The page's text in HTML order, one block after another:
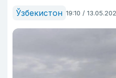
Ўзбекистон 19:10 /